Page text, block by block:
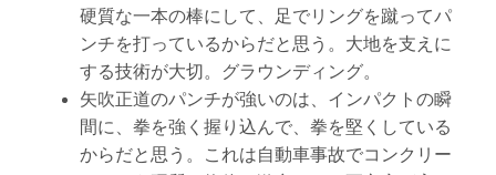
硬質な一本の棒にして、足でリングを蹴ってパ
ンチを打っているからだと思う。大地を支えに
する技術が大切。グラウンディング。
矢吹正道のパンチが強いのは、インパクトの瞬
間に、拳を強く握り込んで、拳を堅くしている
からだと思う。これは自動車事故でコンクリー